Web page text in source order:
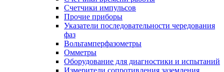
Счетчики импульсов
Прочие приборы
Указатели последовательности чередования
фаз
Вольтамперфазометры
Омметры
Оборудование для диагностики и испытаний
Измерители сопротивления заземления